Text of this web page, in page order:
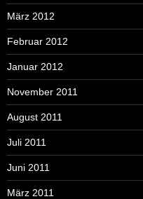
März 2012
Februar 2012
Januar 2012
November 2011
August 2011
Juli 2011
Juni 2011
März 2011